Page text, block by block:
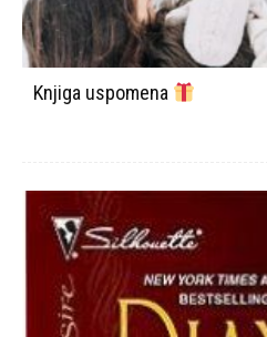
Knjiga uspomena